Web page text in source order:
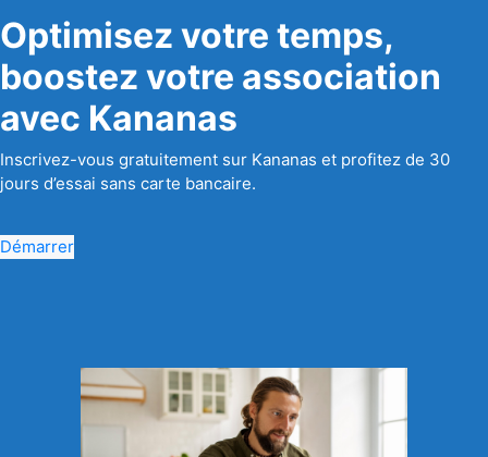
Optimisez votre temps,
boostez votre association
avec Kananas
Inscrivez-vous gratuitement sur Kananas et profitez de 30
jours d’essai sans carte bancaire.
Démarrer